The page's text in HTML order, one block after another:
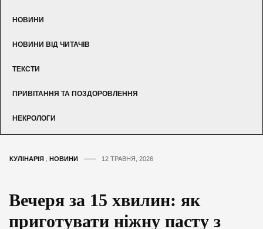
НОВИНИ
НОВИНИ ВІД ЧИТАЧІВ
ТЕКСТИ
ПРИВІТАННЯ ТА ПОЗДОРОВЛЕННЯ
НЕКРОЛОГИ
КУЛІНАРІЯ НОВИНИ 12 ТРАВНЯ, 2026
Вечеря за 15 хвилин: як
приготувати ніжну пасту з